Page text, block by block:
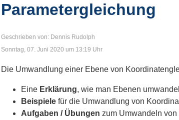
Parametergleichung
Geschrieben von: Dennis Rudolph
Sonntag, 07. Juni 2020 um 13:19 Uhr
Die Umwandlung einer Ebene von
Eine Erklärung, wie man Ebenen
Beispiele für die Umwandlung von
Aufgaben / Übungen zum Umwandeln von